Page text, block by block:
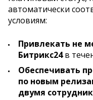
автоматически
условиям:
Привлекать не
Битрикс24в
Обеспечивать
по новым
двумя